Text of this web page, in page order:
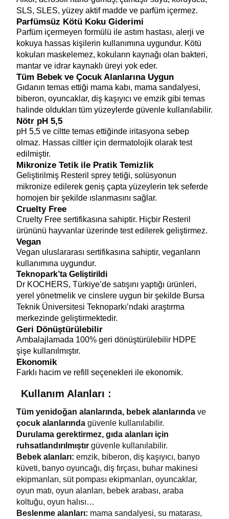
SLS, SLES, yüzey aktif madde ve parfüm içermez.
Parfümsüz Kötü Koku Giderimi
Parfüm içermeyen formülü ile astım hastası, alerji ve
kokuya hassas kişilerin kullanımına uygundur. Kötü
kokuları maskelemez, kokuların kaynağı olan bakteri,
mantar ve idrar kaynaklı üreyi yok eder.
Tüm Bebek ve Çocuk Alanlarına Uygun
Gıdanın temas ettiği mama kabı, mama sandalyesi,
biberon, oyuncaklar, diş kaşıyıcı ve emzik gibi temas
halinde oldukları tüm yüzeylerde güvenle kullanılabilir.
Nötr pH 5,5
pH 5,5 ve ciltte temas ettiğinde iritasyona sebep
olmaz. Hassas ciltler için dermatolojik olarak test
edilmiştir.
Mikronize Tetik ile Pratik Temizlik
Geliştirilmiş Resteril sprey tetiği, solüsyonun
mikronize edilerek geniş çapta yüzeylerin tek seferde
homojen bir şekilde ıslanmasını sağlar.
Cruelty Free
Cruelty Free sertifikasına sahiptir. Hiçbir Resteril
ürününü hayvanlar üzerinde test edilerek geliştirmez.
Vegan
Vegan uluslararası sertifikasına sahiptir, veganların
kullanımına uygundur.
Teknopark’ta Geliştirildi
Dr KOCHERS, Türkiye’de satışını yaptığı ürünleri,
yerel yönetmelik ve cinslere uygun bir şekilde Bursa
Teknik Üniversitesi Teknoparkı’ndaki araştırma
merkezinde geliştirmektedir.
Geri Dönüştürülebilir
Ambalajlamada 100% geri dönüştürülebilir HDPE
şişe kullanılmıştır.
Ekonomik
Farklı hacim ve refill seçenekleri ile ekonomik.
Kullanım Alanları :
Tüm yenidoğan alanlarında, bebek alanlarında
çocuk alanlarında güvenle kullanılabilir.
Durulama gerektirmez, gıda alanları için
ruhsatlandırılmıştır güvenle kullanılabilir.
Bebek alanları: emzik, biberon, diş kaşıyıcı, banyo
küveti, banyo oyuncağı, diş fırçası, buhar makinesi
ekipmanları, süt pompası ekipmanları, oyuncaklar,
oyun matı, oyun alanları, bebek arabası, araba
koltuğu, oyun halısı…
Beslenme alanları: mama sandalyesi, su matarası,